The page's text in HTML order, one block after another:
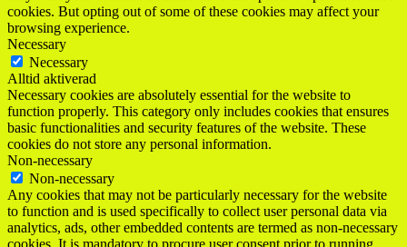
cookies. But opting out of some of these cookies may affect your
browsing experience.
Necessary
Necessary
Alltid aktiverad
Necessary cookies are absolutely essential for the website to
function properly. This category only includes cookies that ensures
basic functionalities and security features of the website. These
cookies do not store any personal information.
Non-necessary
Non-necessary
Any cookies that may not be particularly necessary for the website
to function and is used specifically to collect user personal data via
analytics, ads, other embedded contents are termed as non-necessary
cookies. It is mandatory to procure user consent prior to running